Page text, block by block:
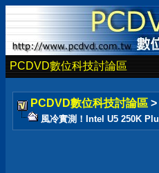
PCDVD數位科技討論區
PCDVD數位科技討論區 >
風冷實測！Intel U5 250K